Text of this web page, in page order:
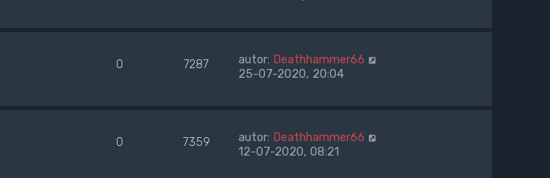
0 7287 autor: Deathhammer66
25-07-2020, 20:04
0 7359 autor: Deathhammer66
12-07-2020, 08:21